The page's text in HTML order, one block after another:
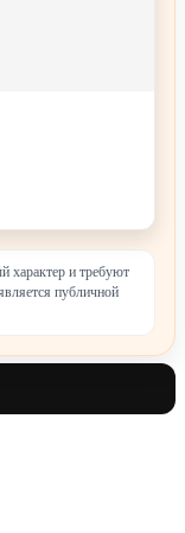
характер и требуют
публичной